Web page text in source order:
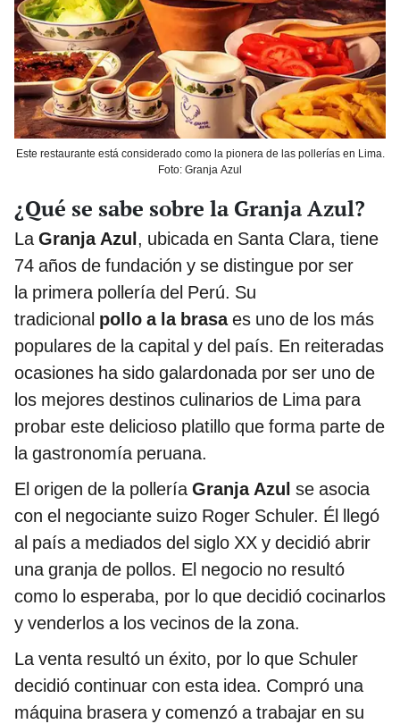
Este restaurante está considerado como la pionera de las pollerías en Lima.
Foto: Granja Azul
¿Qué se sabe sobre la Granja Azul?
La Granja Azul, ubicada en Santa Clara, tiene
74 años de fundación y se distingue por ser
la primera pollería del Perú. Su
tradicional pollo a la brasaes uno de los más
populares de la capital y del país. En reiteradas
ocasiones ha sido galardonada por ser uno de
los mejores destinos culinarios de Lima para
probar este delicioso platillo que forma parte de
la gastronomía peruana.
El origen de la pollería Granja Azul se asocia
con el negociante suizo Roger Schuler. Él llegó
al país a mediados del siglo XX y decidió abrir
una granja de pollos. El negocio no resultó
como lo esperaba, por lo que decidió cocinarlos
y venderlos a los vecinos de la zona.
La venta resultó un éxito, por lo que Schuler
decidió continuar con esta idea. Compró una
máquina brasera y comenzó a trabajar en su